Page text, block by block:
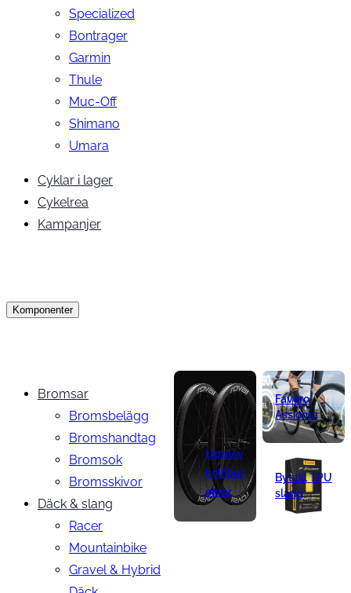
Specialized
Bontrager
Garmin
Thule
Muc-Off
Shimano
Umara
Cyklar i lager
Cykelrea
Kampanjer
Komponenter
Bromsar
Bromsbelägg
Bromshandtag
Bromsok
Bromsskivor
Däck & slang
Racer
Mountainbike
Gravel & Hybrid
Upplev
kolfiber
ekrar
Favero
Assioma
Byt till TPU
slang